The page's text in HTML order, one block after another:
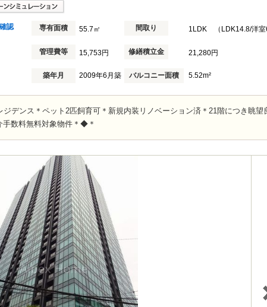
認
専有面積 55.7㎡ 間取り 1LDK （LDK14.8/洋室6
管理費等 15,753円 修繕積立金 21,280円
築年月 2009年6月築 バルコニー面積 5.52m²
ジデンス＊ペット2匹飼育可＊新規内装リノベーション済＊21階につき眺望
数料無料対象物件＊◆＊